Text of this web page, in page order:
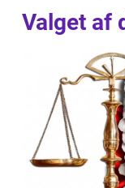
Valget af